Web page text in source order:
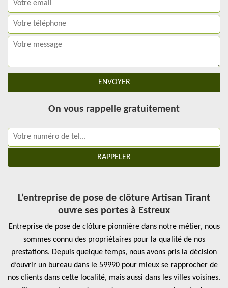
On vous rappelle gratuitement
L’entreprise de pose de clôture Artisan Tirant
ouvre ses portes à Estreux
Entreprise de pose de clôture pionnière dans notre métier, nous
sommes connu des propriétaires pour la qualité de nos
prestations. Depuis quelque temps, nous avons pris la décision
d’ouvrir un bureau dans le 59990 pour mieux se rapprocher de
nos clients dans cette localité, mais aussi dans les villes voisines.